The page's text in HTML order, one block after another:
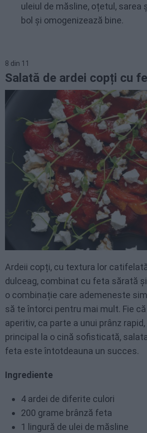
uleiul de măsline, oțetul, sarea
bol și omogenizează bine.
8 din 11
Salată de ardei copți cu
Ardeii copți, cu textura lor
dulceag, combinat cu feta sărată
o combinație care ademeneste
să te întorci pentru mai mult. Fie
aperitiv, ca parte a unui prânz rapid,
principal la o cină sofisticată,
feta este întotdeauna un succes.
Ingrediente
4 ardei de diferite culori
200 grame brânză feta
1 lingură de ulei de măsline